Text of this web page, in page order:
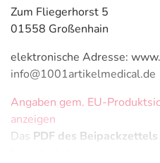
Zum Fliegerhorst 5
01558 Großenhain
elektronische Adresse:
info@1001artikelmedical.de
Angaben gem. EU-
anzeigen
Das PDF des Beipackzettels